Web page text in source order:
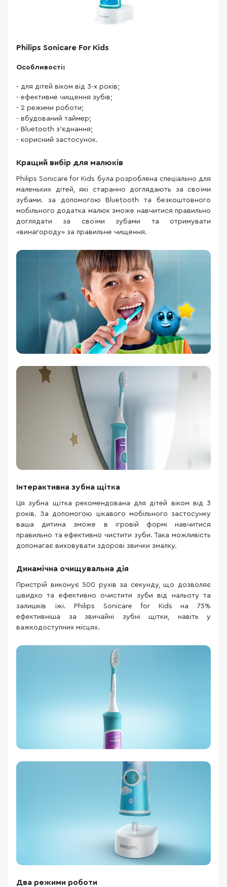
Philips Sonicare For Kids
Особливості:
- для дітей віком від 3-х років;
- ефективне чищення зубів;
- 2 режими роботи;
- вбудований таймер;
- Bluetooth з'єднання;
- корисний застосунок.
Кращий вибір для малюків
Philips Sonicare for Kids була розроблена спеціально для
маленьких дітей, які старанно доглядають за своїми
зубами. за допомогою Bluetooth та безкоштовного
мобільного додатка малюк зможе навчитися правильно
доглядати за своїми зубами та отримувати
«винагороду» за правильне чищення.
Інтерактивна зубна щітка
Ця зубна щітка рекомендована для дітей віком від 3
років. За допомогою цікавого мобільного застосунку
ваша дитина зможе в ігровій формі навчитися
правильно та ефективно чистити зуби. Така можливість
допомагає виховувати здорові звички змалку.
Динамічна очищувальна дія
Пристрій виконує 500 рухів за секунду, що дозволяє
швидко та ефективно очистити зуби від нальоту та
залишків їжі. Philips Sonicare for Kids на 75%
ефективніша за звичайні зубні щітки, навіть у
важкодоступних місцях.
Два режими роботи